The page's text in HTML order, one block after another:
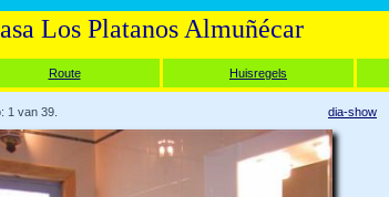
Los Platanos Almuñécar
Route Huisregels
1 van 39. dia-show